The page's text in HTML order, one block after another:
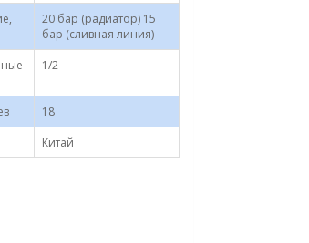
20 бар (радиатор) 15
бар (сливная линия)
1/2
18
Китай